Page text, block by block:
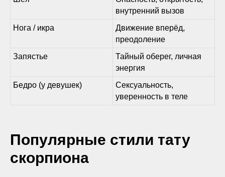
внутренний вызов
Нога / икра
Движение вперёд,
преодоление
Запястье
Тайный оберег, личная
энергия
Бедро (у девушек)
Сексуальность,
уверенность в теле
Популярные стили тату
скорпиона